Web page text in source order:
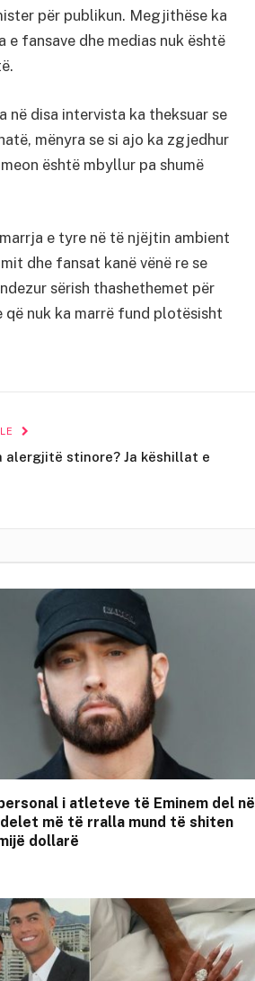
për publikun. Megjithëse ka
fansave dhe medias nuk është
në disa intervista ka theksuar se
mënyra se si ajo ka zgjedhur
është mbyllur pa shumë
e tyre në të njëjtin ambient
dhe fansat kanë vënë re se
sërish thashethemet për
që nuk ka marrë fund plotësisht
alergjitë stinore? Ja këshillat e
i atleteve të Eminem del në
më të rralla mund të shiten
dollarë